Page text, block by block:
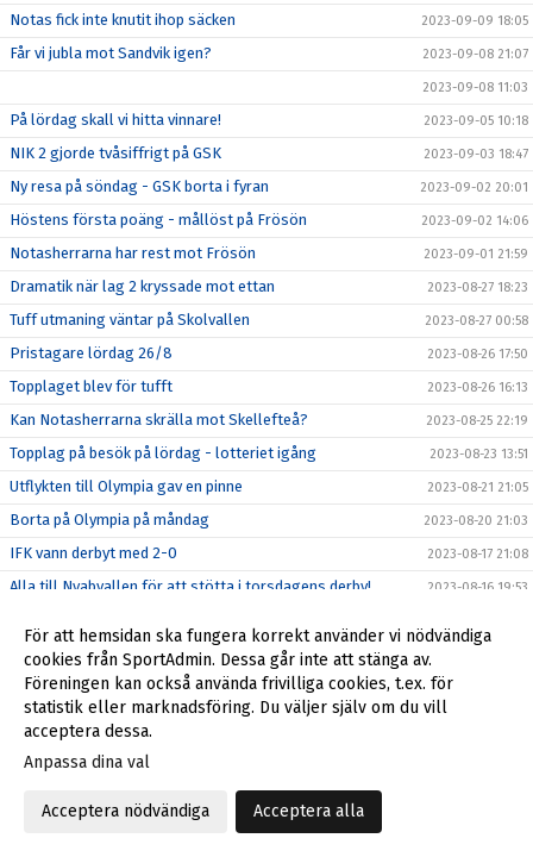
Notas fick inte knutit ihop säcken 2023-09-09 18:05
Får vi jubla mot Sandvik igen? 2023-09-08 21:07
2023-09-08 11:03
På lördag skall vi hitta vinnare! 2023-09-05 10:18
NIK 2 gjorde tvåsiffrigt på GSK 2023-09-03 18:47
Ny resa på söndag - GSK borta i fyran 2023-09-02 20:01
Höstens första poäng - mållöst på Frösön 2023-09-02 14:06
Notasherrarna har rest mot Frösön 2023-09-01 21:59
Dramatik när lag 2 kryssade mot ettan 2023-08-27 18:23
Tuff utmaning väntar på Skolvallen 2023-08-27 00:58
Pristagare lördag 26/8 2023-08-26 17:50
Topplaget blev för tufft 2023-08-26 16:13
Kan Notasherrarna skrälla mot Skellefteå? 2023-08-25 22:19
Topplag på besök på lördag - lotteriet igång 2023-08-23 13:51
Utflykten till Olympia gav en pinne 2023-08-21 21:05
Borta på Olympia på måndag 2023-08-20 21:03
IFK vann derbyt med 2-0 2023-08-17 21:08
Alla till Nyabvallen för att stötta i torsdagens derby! 2023-08-16 19:53
Topplag till Tuna på måndagen 2023-08-13 21:32
Tunga 0-1 i derbyt mot BAIK 2023-08-11 00:13
Derbytruppen mot BAIK klar
Det gick bra med Henke och Elias i laget
För att hemsidan ska fungera korrekt använder vi nödvändiga
cookies från SportAdmin. Dessa går inte att stänga av.
Föreningen kan också använda frivilliga cookies, t.ex. för
statistik eller marknadsföring. Du väljer själv om du vill
acceptera dessa.
Anpassa dina val
Acceptera nödvändiga Acceptera alla